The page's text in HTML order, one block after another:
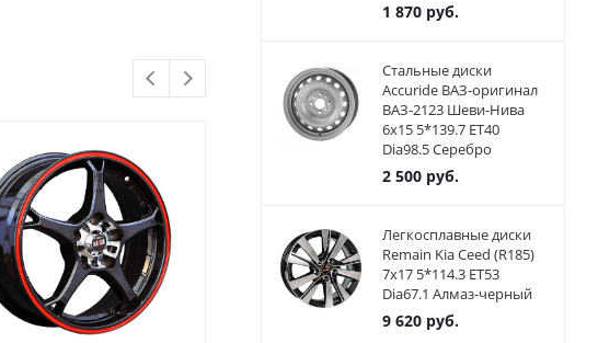
1 870руб.
Стальные диски
Accuride ВАЗ-оригинал
ВАЗ-2123 Шеви-Нива
6x15 5*139.7 ET40
Dia98.5 Серебро
2 500руб.
Легкосплавные диски
Remain Kia Ceed (R185)
7x17 5*114.3 ET53
Dia67.1 Алмаз-черный
9 620руб.